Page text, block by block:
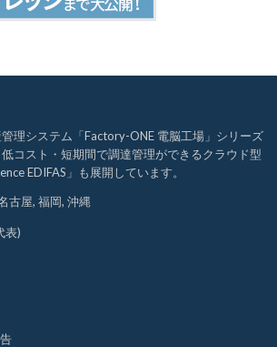
理システム「Factory-ONE 電脳工場」シリーズ
コスト・短期間で調達管理ができるクラウド型
EDIFAS」も展開しています。
古屋, 福岡, 沖縄
表)